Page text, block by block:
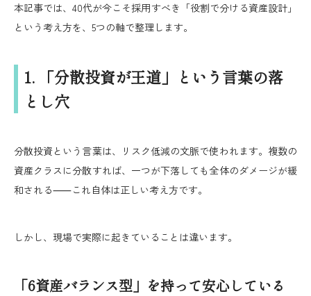
本記事では、40代が今こそ採用すべき「役割で分ける資産設計」
という考え方を、5つの軸で整理します。
1. 「分散投資が王道」という言葉の落
とし穴
分散投資という言葉は、リスク低減の文脈で使われます。複数の
資産クラスに分散すれば、一つが下落しても全体のダメージが緩
和される⸺これ自体は正しい考え方です。
しかし、現場で実際に起きていることは違います。
「6資産バランス型」を持って安心している